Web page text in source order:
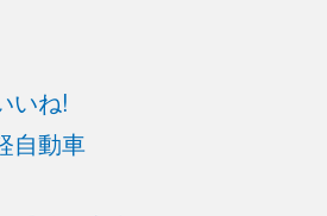
いね!
自動車